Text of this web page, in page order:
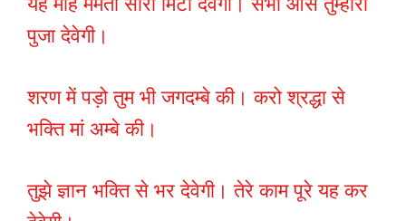
पुजा देवेगी।
शरण में पड़ो तुम भी जगदम्बे की। करो श्रद्धा से
भक्ति मां अम्बे की।
तुझे ज्ञान भक्ति से भर देवेगी। तेरे काम पूरे यह कर